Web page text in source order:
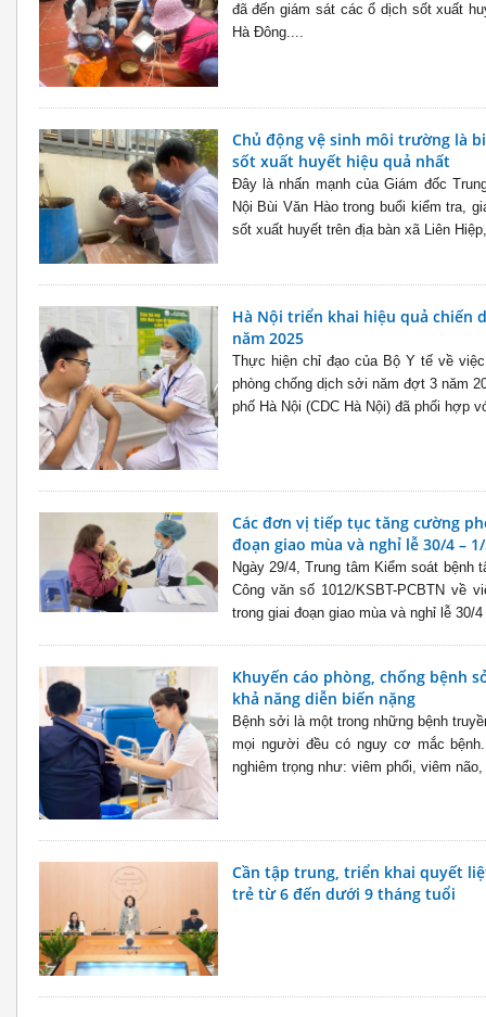
đã đến giám sát các ổ dịch sốt xuất
Hà Đông....
Chủ động vệ sinh môi trường là
sốt xuất huyết hiệu quả nhất
Đây là nhấn mạnh của Giám đốc
Nội Bùi Văn Hào trong buổi kiểm tra,
sốt xuất huyết trên địa bàn xã Liên
Hà Nội triển khai hiệu quả chiến
năm 2025
Thực hiện chỉ đạo của Bộ Y tế về
phòng chống dịch sởi năm đợt 3 năm
phố Hà Nội (CDC Hà Nội) đã phối hợp
Các đơn vị tiếp tục tăng cường
đoạn giao mùa và nghỉ lễ 30/4 –
Ngày 29/4, Trung tâm Kiểm soát bệnh
Công văn số 1012/KSBT-PCBTN về
trong giai đoạn giao mùa và nghỉ lễ 30/
Khuyến cáo phòng, chống bệnh
khả năng diễn biến nặng
Bệnh sởi là một trong những bệnh
mọi người đều có nguy cơ mắc
nghiêm trọng như: viêm phổi, viêm
Cần tập trung, triển khai quyết
trẻ từ 6 đến dưới 9 tháng tuổi